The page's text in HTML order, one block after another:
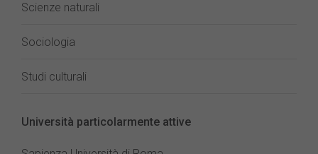
Scienze naturali
Sociologia
Studi culturali
Università particolarmente attive